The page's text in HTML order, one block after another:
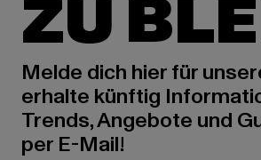
ZU
Melde dich hier für
erhalte künftig
Trends, Angebote und
per E-Mail!